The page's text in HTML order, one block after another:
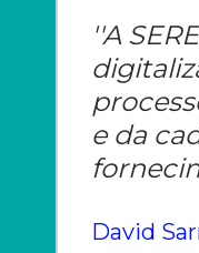
''A
e da
David